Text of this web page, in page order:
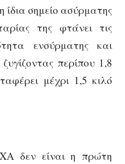
ίδια σημείο ασύρματης
της φτάνει τις
ενσύρματης και
περίπου 1,8
μέχρι 1,5 κιλό
δεν είναι η πρώτη